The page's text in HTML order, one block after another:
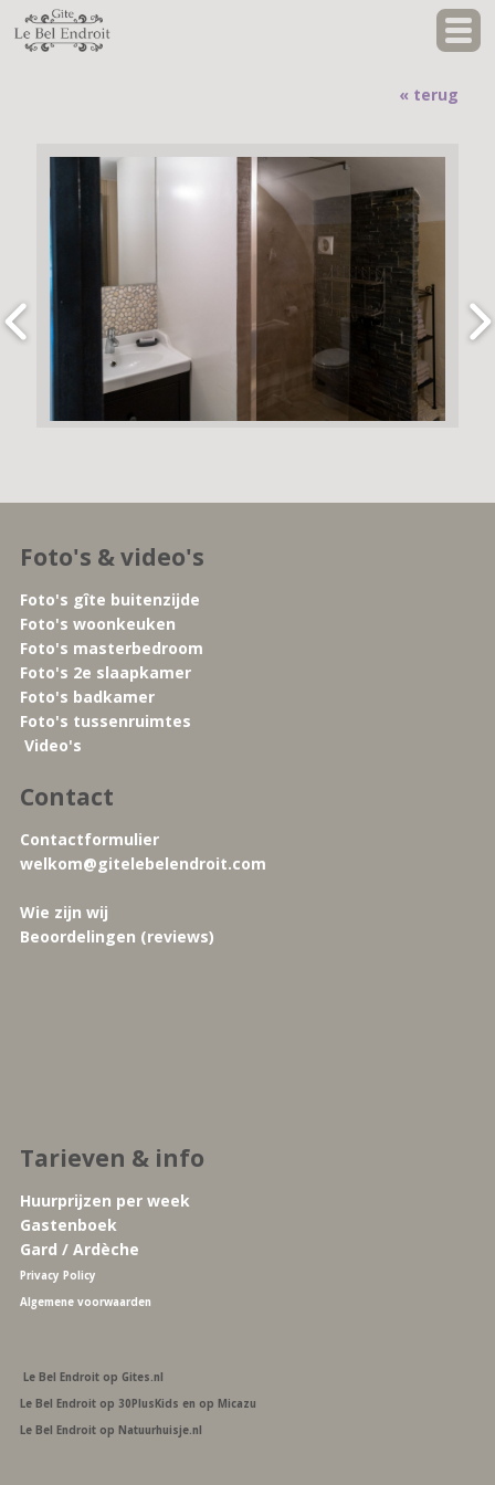
« terug
Foto's & video's
Foto's gîte buitenzijde
Foto's woonkeuken
Foto's masterbedroom
Foto's 2e slaapkamer
Foto's badkamer
Foto's tussenruimtes
Video's
Contact
Contactformulier
welkom@gitelebelendroit.com
Wie zijn wij
Beoordelingen (reviews)
Tarieven & info
Huurprijzen per week
Gastenboek
Gard / Ardèche
Privacy Policy
Algemene voorwaarden
Le Bel Endroit op Gites.nl
Le Bel Endroit op 30PlusKids en op Micazu
Le Bel Endroit op Natuurhuisje.nl